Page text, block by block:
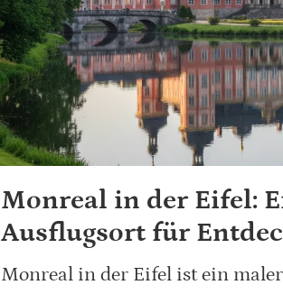
Monreal in der Eifel:
Ausflugsort für
Monreal in der Eifel ist ein